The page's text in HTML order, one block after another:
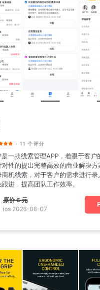
· 11 个评分
是一款线索管理APP，着眼于客户
对性的提出完整高效的商业解决方
商机线索，对于客户的需求进行录
进，提高团队工作效率。
原价6 元
ios 2026-08-07